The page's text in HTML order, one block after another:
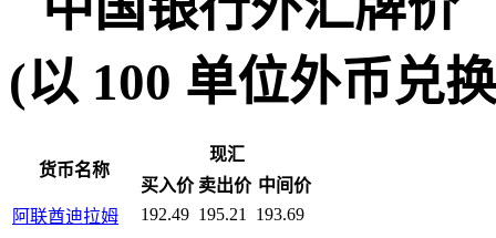
(以 100 单位外币兑
货币名称
现汇
买入价 卖出价 中间价
阿联酋迪拉姆
192.49 195.21
193.69